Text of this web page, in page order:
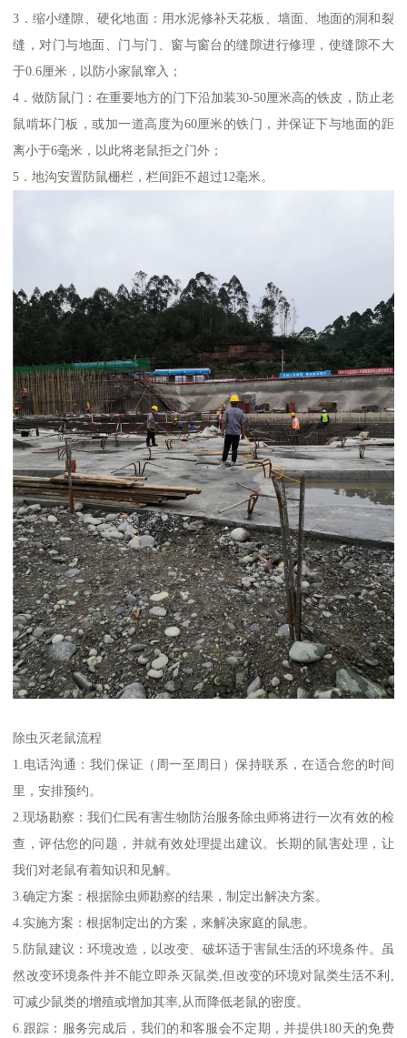
3．缩小缝隙、硬化地面：用水泥修补天花板、墙面、地面的洞和裂
缝，对门与地面、门与门、窗与窗台的缝隙进行修理，使缝隙不大
于0.6厘米，以防小家鼠窜入；
4．做防鼠门：在重要地方的门下沿加装30-50厘米高的铁皮，防止老
鼠啃坏门板，或加一道高度为60厘米的铁门，并保证下与地面的距
离小于6毫米，以此将老鼠拒之门外；
5．地沟安置防鼠栅栏，栏间距不超过12毫米。
除虫灭老鼠流程
1.电话沟通：我们保证（周一至周日）保持联系，在适合您的时间
里，安排预约。
2.现场勘察：我们仁民有害生物防治服务除虫师将进行一次有效的检
查，评估您的问题，并就有效处理提出建议。长期的鼠害处理，让
我们对老鼠有着知识和见解。
3.确定方案：根据除虫师勘察的结果，制定出解决方案。
4.实施方案：根据制定出的方案，来解决家庭的鼠患。
5.防鼠建议：环境改造，以改变、破坏适于害鼠生活的环境条件。虽
然改变环境条件并不能立即杀灭鼠类,但改变的环境对鼠类生活不利,
可减少鼠类的增殖或增加其率,从而降低老鼠的密度。
6.跟踪：服务完成后，我们的和客服会不定期，并提供180天的免费